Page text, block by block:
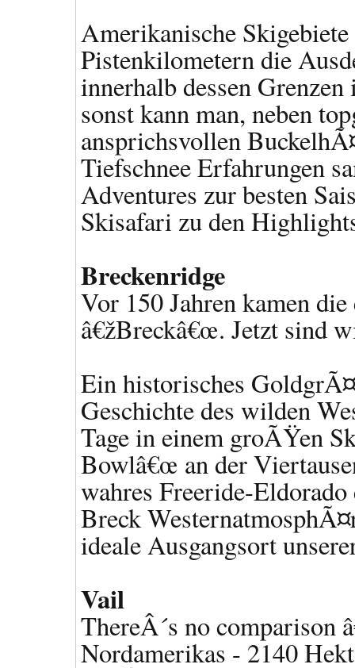
Amerikanische Skigebiete
Pistenkilometern die
innerhalb dessen
sonst kann man, neben
ansprichsvollen
Tiefschnee Erfahrungen
Adventures zur besten
Skisafari zu den
Breckenridge
Vor 150 Jahren kamen
â€žBreckâ€œ. Jetzt sind
Ein historisches
Geschichte des wilden
Tage in einem groÃŸen
Bowlâ€œ an der
wahres Freeride-
Breck
ideale Ausgangsort
Vail
ThereÂ´s no comparison
Nordamerikas - 2140